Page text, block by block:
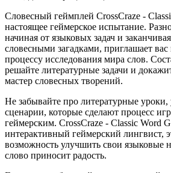
Словесный геймплей CrossCraze -
настоящее геймерское испытание.
начиная от языковых задач и
словесными загадками, приглашает вас
процессу исследования мира слов.
решайте литературные задачи и
мастер словесных творений.
Не забывайте про литературные уроки,
сценарии, которые сделают процесс
геймерским. CrossCraze - Classic Word
интерактивный геймерский лингвист,
возможность улучшить свои языковые
слово приносит радость.